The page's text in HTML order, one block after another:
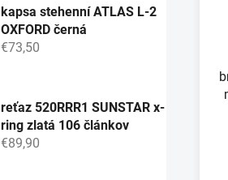
kapsa stehenní ATLAS L-2
OXFORD černá
€73,50
reťaz 520RRR1 SUNSTAR x-
ring zlatá 106 článkov
€89,90